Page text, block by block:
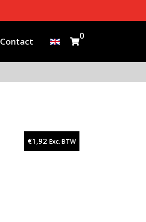
Contact
0
€1,92 Exc. BTW